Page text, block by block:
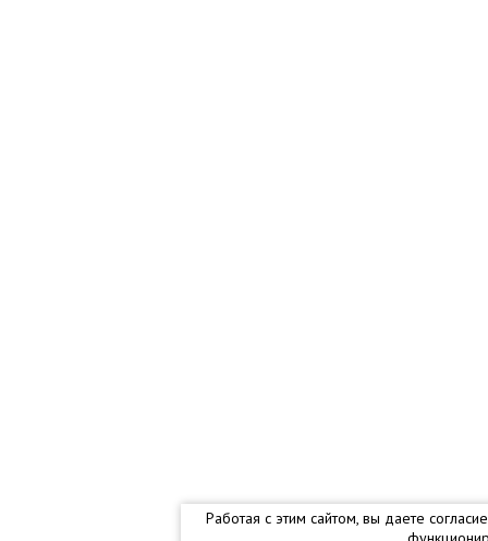
Работая с этим сайтом, вы даете